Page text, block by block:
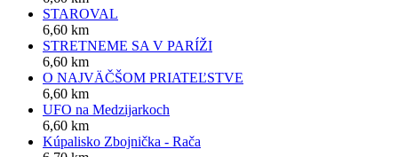
STAROVAL
6,60 km
STRETNEME SA V PARÍŽI
6,60 km
O NAJVÄČŠOM PRIATEĽSTVE
6,60 km
UFO na Medzijarkoch
6,60 km
Kúpalisko Zbojnička - Rača